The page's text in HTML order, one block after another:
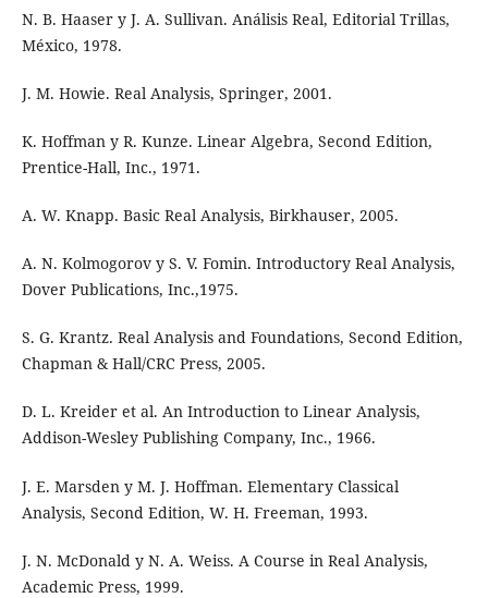
N. B. Haaser y J. A. Sullivan. Análisis Real, Editorial Trillas,
México, 1978.
J. M. Howie. Real Analysis, Springer, 2001.
K. Hoffman y R. Kunze. Linear Algebra, Second Edition,
Prentice-Hall, Inc., 1971.
A. W. Knapp. Basic Real Analysis, Birkhauser, 2005.
A. N. Kolmogorov y S. V. Fomin. Introductory Real Analysis,
Dover Publications, Inc.,1975.
S. G. Krantz. Real Analysis and Foundations, Second Edition,
Chapman & Hall/CRC Press, 2005.
D. L. Kreider et al. An Introduction to Linear Analysis,
Addison-Wesley Publishing Company, Inc., 1966.
J. E. Marsden y M. J. Hoffman. Elementary Classical
Analysis, Second Edition, W. H. Freeman, 1993.
J. N. McDonald y N. A. Weiss. A Course in Real Analysis,
Academic Press, 1999.